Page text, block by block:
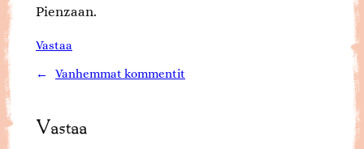
Pienzaan.
Vastaa
← Vanhemmat kommentit
Vastaa